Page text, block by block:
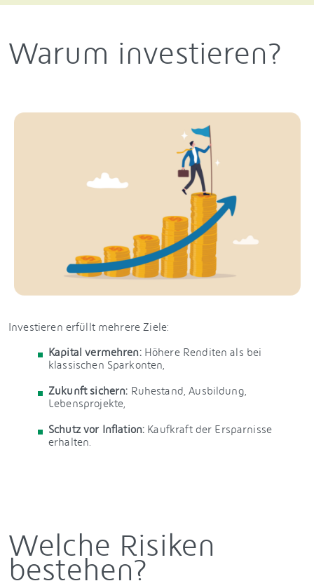
Warum investieren?
Investieren erfüllt mehrere Ziele:
Kapital vermehren:Höhere Renditen als bei
klassischen Sparkonten,
Zukunft sichern: Ruhestand, Ausbildung,
Lebensprojekte,
Schutz vor Inflation: Kaufkraft der Ersparnisse
erhalten.
Welche Risiken
bestehen?